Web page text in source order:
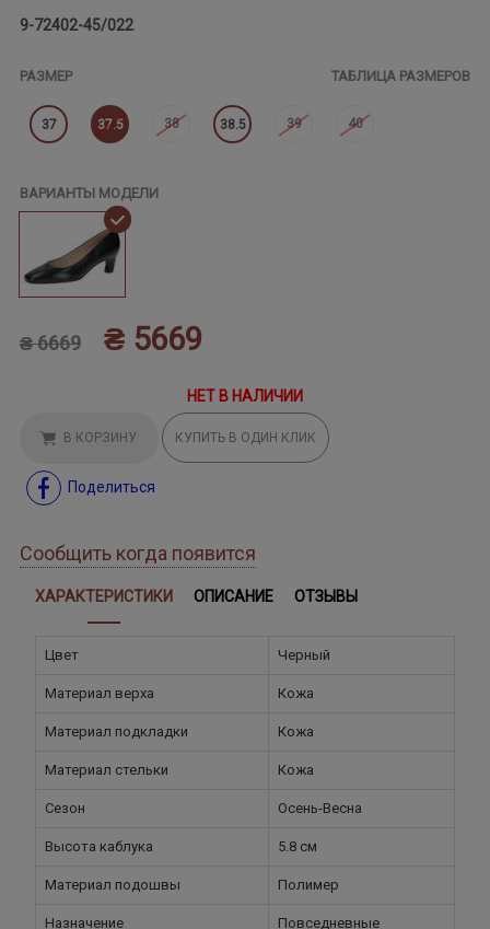
9-72402-45/022
РАЗМЕР ТАБЛИЦА РАЗМЕРОВ
37 37.5 38 38.5 39 40
ВАРИАНТЫ МОДЕЛИ
₴ 6669 ₴ 5669
НЕТ В НАЛИЧИИ
В КОРЗИНУ КУПИТЬ В ОДИН КЛИК
Поделиться
Сообщить когда появится
ХАРАКТЕРИСТИКИ ОПИСАНИЕ ОТЗЫВЫ
Цвет Черный
Материал верха Кожа
Материал подкладки Кожа
Материал стельки Кожа
Сезон Осень-Весна
Высота каблука 5.8 см
Материал подошвы Полимер
Назначение Повседневные